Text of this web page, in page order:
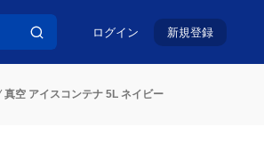
ログイン 新規登録
真空 アイスコンテナ 5L ネイビー